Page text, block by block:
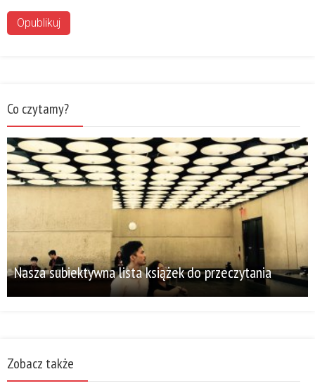
Co czytamy?
Nasza subiektywna lista książek do przeczytania
Zobacz także